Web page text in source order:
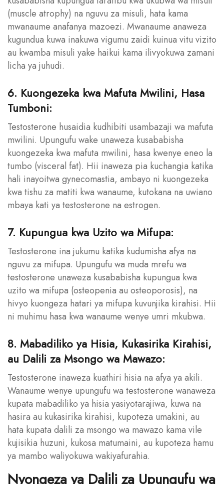
(muscle atrophy) na nguvu za misuli, hata kama
mwanaume anafanya mazoezi. Mwanaume anaweza
kugundua kuwa inakuwa vigumu zaidi kuinua vitu vizito
au kwamba misuli yake haikui kama ilivyokuwa zamani
licha ya juhudi.
6. Kuongezeka kwa Mafuta Mwilini, Hasa
Tumboni:
Testosterone husaidia kudhibiti usambazaji wa mafuta
mwilini. Upungufu wake unaweza kusababisha
kuongezeka kwa mafuta mwilini, hasa kwenye eneo la
tumbo (visceral fat). Hii inaweza pia kuchangia katika
hali inayoitwa gynecomastia, ambayo ni kuongezeka
kwa tishu za matiti kwa wanaume, kutokana na uwiano
mbaya kati ya testosterone na estrogen.
7. Kupungua kwa Uzito wa Mifupa:
Testosterone ina jukumu katika kudumisha afya na
nguvu za mifupa. Upungufu wa muda mrefu wa
testosterone unaweza kusababisha kupungua kwa
uzito wa mifupa (osteopenia au osteoporosis), na
hivyo kuongeza hatari ya mifupa kuvunjika kirahisi. Hii
ni muhimu hasa kwa wanaume wenye umri mkubwa.
8. Mabadiliko ya Hisia, Kukasirika Kirahisi,
au Dalili za Msongo wa Mawazo:
Testosterone inaweza kuathiri hisia na afya ya akili.
Wanaume wenye upungufu wa testosterone wanaweza
kupata mabadiliko ya hisia yasiyotarajiwa, kuwa na
hasira au kukasirika kirahisi, kupoteza umakini, au
hata kupata dalili za msongo wa mawazo kama vile
kujisikia huzuni, kukosa matumaini, au kupoteza hamu
ya mambo waliyokuwa wakiyafurahia.
Nyongeza ya Dalili za Upungufu wa